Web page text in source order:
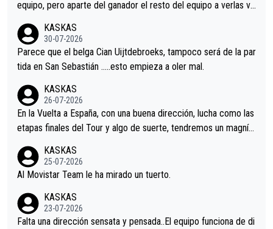
equipo, pero aparte del ganador el resto del equipo a verlas ve
s.La única buena noticia es la mejoría de Enric Más en San Seb
astian.Si en la Vuelta a Burgos sigue la mejoría, podríamos ten
er alguna sorpresa en la Vuelta.Ojalá.
KASKAS
30-07-2026
Parece que el belga Cian Uijtdebroeks, tampoco será de la par
tida en San Sebastián …..esto empieza a oler mal.
KASKAS
26-07-2026
En la Vuelta a España, con una buena dirección, lucha como las
etapas finales del Tour y algo de suerte, tendremos un magnífi
KASKAS
25-07-2026
Al Movistar Team le ha mirado un tuerto.
KASKAS
23-07-2026
Falta una dirección sensata y pensada..El equipo funciona de di